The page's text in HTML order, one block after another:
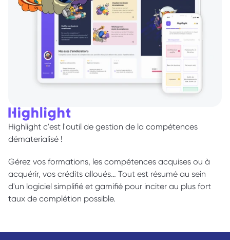
Highlight c'est l'outil de gestion de la compétences
dématerialisé !
Gérez vos formations, les compétences acquises ou à
acquérir, vos crédits alloués… Tout est résumé au sein
d'un logiciel simplifié et gamifié pour inciter au plus fort
taux de complétion possible.